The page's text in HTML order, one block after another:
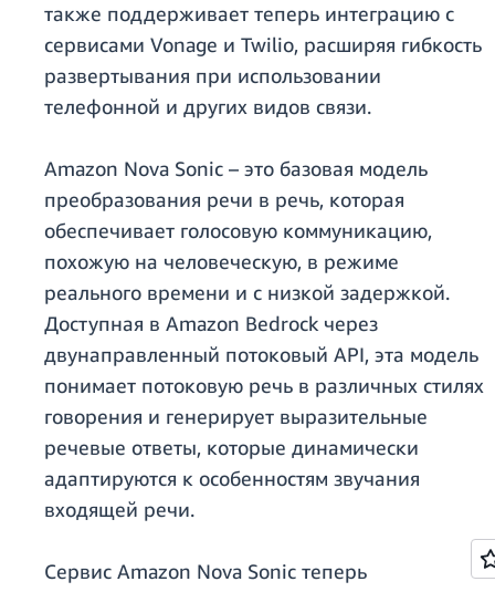
также поддерживает теперь интеграцию с
сервисами Vonage и Twilio, расширяя гибкость
развертывания при использовании
телефонной и других видов связи.
Amazon Nova Sonic – это базовая модель
преобразования речи в речь, которая
обеспечивает голосовую коммуникацию,
похожую на человеческую, в режиме
реального времени и с низкой задержкой.
Доступная в Amazon Bedrock через
двунаправленный потоковый API, эта модель
понимает потоковую речь в различных стилях
говорения и генерирует выразительные
речевые ответы, которые динамически
адаптируются к особенностям звучания
входящей речи.
Сервис Amazon Nova Sonic теперь